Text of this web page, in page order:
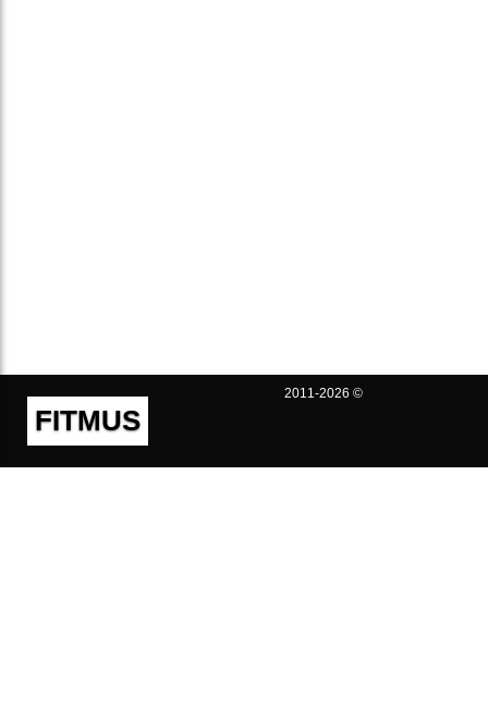
FITMUS
2011-2026 ©